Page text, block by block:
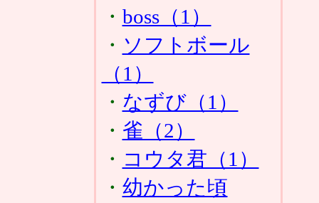
・ boss（1）
・ ソフトボール
（1）
・ なずび（1）
・ 雀（2）
・ コウタ君（1）
・ 幼かった頃